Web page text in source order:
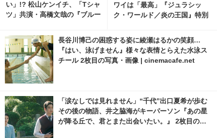
い」!? 松山ケンイチ、「Tシャ
ツ」共演・高橋文哉の『ブルー
ワイは「最高」『ジュラシッ
ク・ワールド／炎の王国』特別
長谷川博己の困惑する姿に綾瀬はるかの笑顔…
『はい、泳げません』様々な表情とらえた水泳ス
チール 2枚目の写真・画像 | cinemacafe.net
「涙なしでは見れません」“千代”出口夏希が歩む
その後の物語、井之脇海がキーパーソン『あの星
が降る丘で、君とまた出会いたい。』 2枚目の写